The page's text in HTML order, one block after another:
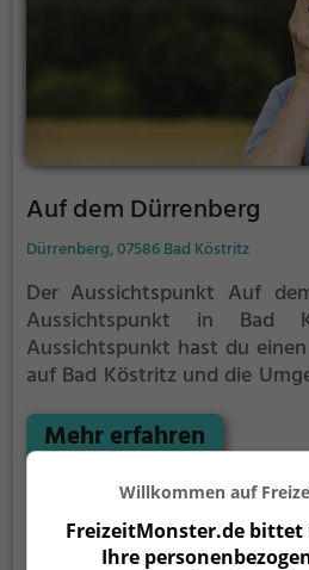
Auf dem Dürrenberg
Dürrenberg, 07586 Bad Köstritz
Der Aussichtspunkt Auf
Aussichtspunkt in Bad
Aussichtspunkt hast du
auf Bad Köstritz und die
schönes Ausflugsziel für
Wanderungen oder zum
warmen und sonnigen Tagen
Mehr erfahren
Willkommen auf
FreizeitMonster.de
Ihre